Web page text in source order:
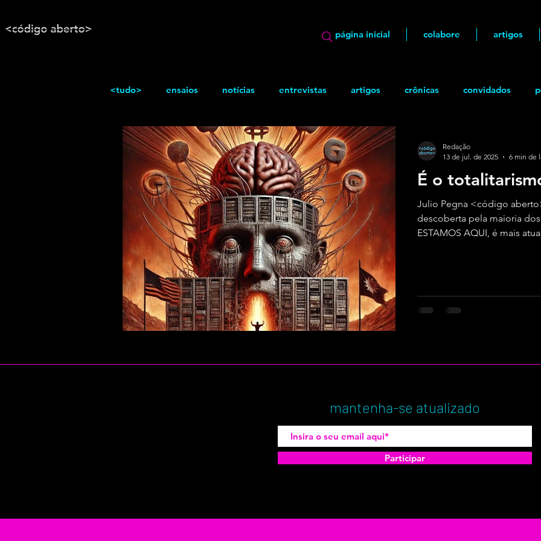
página inicial colabore artigos
<tudo> ensaios notícias entrevistas artigos crônicas convidados
reportagem Texto / Reflexão geek Quadrinhos
É o
Julio Pegna <código
descoberta pela maioria
ESTAMOS AQUI, é mais
e desafiador.
Redação
13 de jul. de 2025
6 min de
mantenha-se atualizado
Participar